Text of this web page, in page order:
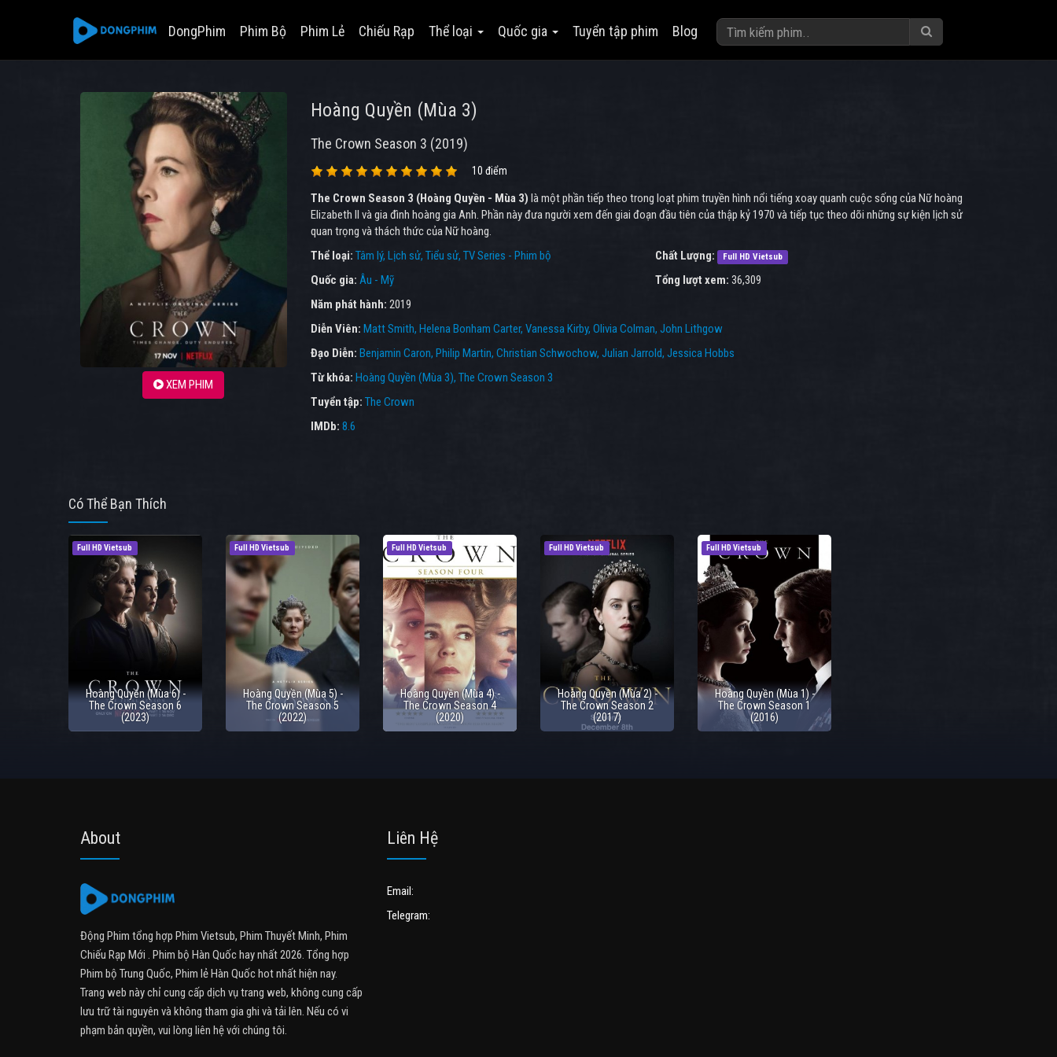
DongPhim Phim Bộ Phim Lẻ Chiếu Rạp Thể loại Quốc gia Tuyển tập phim Blog
XEM PHIM
Hoàng Quyền (Mùa 3)
The Crown Season 3 (2019)
10 điểm
The Crown Season 3 (Hoàng Quyền - Mùa 3) là một phần tiếp theo trong loạt phim truyền hình nổi tiếng xoay quanh cuộc sống của Nữ hoàng
Elizabeth II và gia đình hoàng gia Anh. Phần này đưa người xem đến giai đoạn đầu tiên của thập kỷ 1970 và tiếp tục theo dõi những sự kiện lịch sử
quan trọng và thách thức của Nữ hoàng.
Thể loại: Tâm lý Lịch sử Tiểu sử TV Series - Phim bộ
Quốc gia: Âu - Mỹ
Năm phát hành: 2019
Chất Lượng: Full HD Vietsub
Tổng lượt xem: 36,309
Diễn Viên: Matt Smith Helena Bonham Carter Vanessa Kirby Olivia Colman John Lithgow
Đạo Diễn: Benjamin Caron Philip Martin Christian Schwochow Julian Jarrold Jessica Hobbs
Từ khóa: Hoàng Quyền (Mùa 3), The Crown Season 3
Tuyển tập: The Crown
IMDb: 8.6
Có Thể Bạn Thích
Full HD Vietsub
Hoàng Quyền (Mùa 6) -
The Crown Season 6
(2023)
Full HD Vietsub
Hoàng Quyền (Mùa 5) -
The Crown Season 5
(2022)
Full HD Vietsub
Hoàng Quyền (Mùa 4) -
The Crown Season 4
(2020)
Full HD Vietsub
Hoàng Quyền (Mùa 2) -
The Crown Season 2
(2017)
Full HD Vietsub
Hoàng Quyền (Mùa 1) -
The Crown Season 1
(2016)
About
Động Phim tổng hợp Phim Vietsub, Phim Thuyết Minh, Phim
Chiếu Rạp Mới . Phim bộ Hàn Quốc hay nhất 2026. Tổng hợp
Phim bộ Trung Quốc, Phim lẻ Hàn Quốc hot nhất hiện nay.
Trang web này chỉ cung cấp dịch vụ trang web, không cung cấp
lưu trữ tài nguyên và không tham gia ghi và tải lên. Nếu có vi
phạm bản quyền, vui lòng liên hệ với chúng tôi.
Liên Hệ
Email:
Telegram: